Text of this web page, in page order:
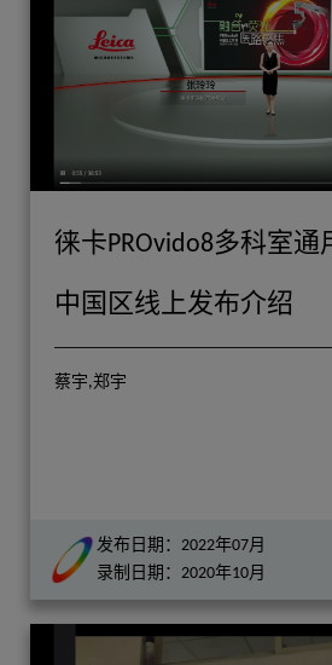
徕卡PROvido8多科室
中国区线上发布介绍
蔡宇,郑宇
发布日期：2022年07月
录制日期：2020年10月